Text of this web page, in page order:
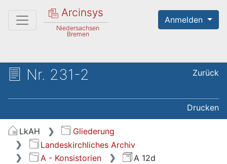
Arcinsys
Niedersachsen
Bremen
Anmelden
Nr. 231-2 Zurück
Drucken
LkAH
Gliederung
Landeskirchliches Archiv
A - Konsistorien
A 12d